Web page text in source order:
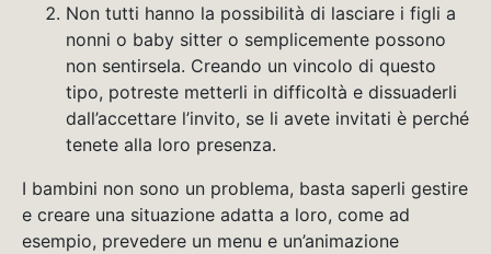
Non tutti hanno la possibilità di lasciare i figli a
nonni o baby sitter o semplicemente possono
non sentirsela. Creando un vincolo di questo
tipo, potreste metterli in difficoltà e dissuaderli
dall’accettare l’invito, se li avete invitati è perché
tenete alla loro presenza.
I bambini non sono un problema, basta saperli gestire
e creare una situazione adatta a loro, come ad
esempio, prevedere un menu e un’animazione